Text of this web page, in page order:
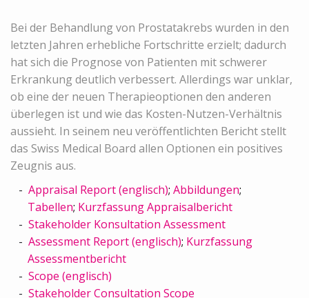
Bei der Behandlung von Prostatakrebs wurden in den
letzten Jahren erhebliche Fortschritte erzielt; dadurch
hat sich die Prognose von Patienten mit schwerer
Erkrankung deutlich verbessert. Allerdings war unklar,
ob eine der neuen Therapieoptionen den anderen
überlegen ist und wie das Kosten-Nutzen-Verhältnis
aussieht. In seinem neu veröffentlichten Bericht stellt
das Swiss Medical Board allen Optionen ein positives
Zeugnis aus.
Appraisal Report (englisch); Abbildungen;
Tabellen; Kurzfassung Appraisalbericht
Stakeholder Konsultation Assessment
Assessment Report (englisch); Kurzfassung
Assessmentbericht
Scope (englisch)
Stakeholder Consultation Scope